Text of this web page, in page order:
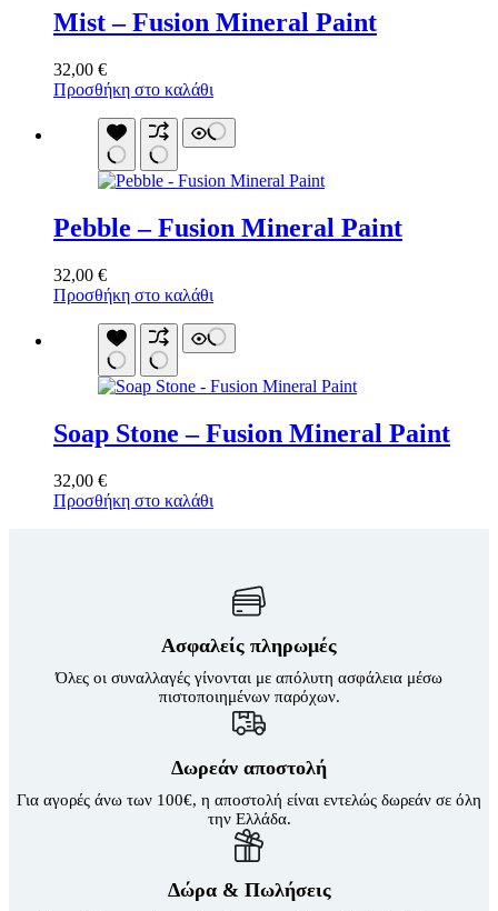
Mist – Fusion Mineral Paint
32,00 €
Προσθήκη στο καλάθι
Pebble – Fusion Mineral Paint
32,00 €
Προσθήκη στο καλάθι
Soap Stone – Fusion Mineral Paint
32,00 €
Προσθήκη στο καλάθι
Ασφαλείς πληρωμές
Όλες οι συναλλαγές γίνονται με απόλυτη ασφάλεια μέσω
πιστοποιημένων παρόχων.
Δωρεάν αποστολή
Για αγορές άνω των 100€, η αποστολή είναι εντελώς δωρεάν σε όλη
την Ελλάδα.
Δώρα & Πωλήσεις